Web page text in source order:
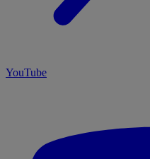
YouTube